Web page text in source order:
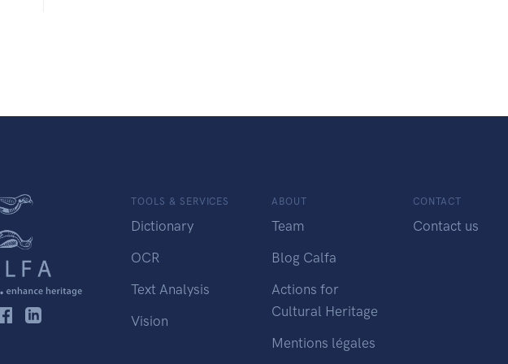
TOOLS & SERVICES
Dictionary
OCR
Text Analysis
Vision
ABOUT
Team
Blog Calfa
Actions for
Cultural Heritage
Mentions légales
CONTACT
Contact us